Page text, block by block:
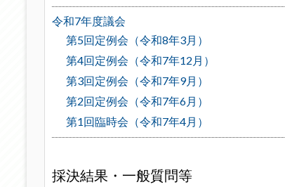
令和7年度議会
第5回定例会（令和8年3月）
第4回定例会（令和7年12月）
第3回定例会（令和7年9月）
第2回定例会（令和7年6月）
第1回臨時会（令和7年4月）
採決結果・一般質問等